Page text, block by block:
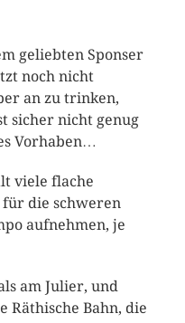
geliebten Sponser
noch nicht
an zu trinken,
sicher nicht genug
Vorhaben…
viele flache
für die schweren
aufnehmen, je
am Julier, und
Bahn, die